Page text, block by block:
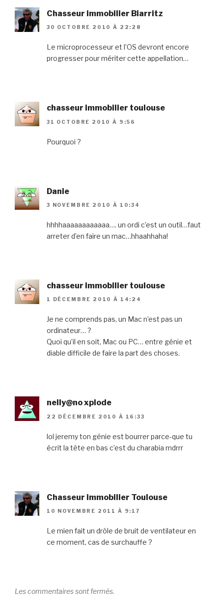
Chasseur immobilier Biarritz
30 OCTOBRE 2010 À 22:28
Le microprocesseur et l’OS devront encore
progresser pour mériter cette appellation…
chasseur immobilier toulouse
31 OCTOBRE 2010 À 9:56
Pourquoi ?
Danie
3 NOVEMBRE 2010 À 10:34
hhhhaaaaaaaaaaaa…. un ordi c’est un outil…faut
arreter d’en faire un mac…hhaahhaha!
chasseur immobilier toulouse
1 DÉCEMBRE 2010 À 14:24
Je ne comprends pas, un Mac n’est pas un
ordinateur… ?
Quoi qu’il en soit, Mac ou PC… entre génie et
diable difficile de faire la part des choses.
nelly@no xplode
22 DÉCEMBRE 2010 À 16:33
lol jeremy ton génie est bourrer parce-que tu
écrit la tête en bas c’est du charabia mdrrr
Chasseur immobilier Toulouse
10 NOVEMBRE 2011 À 9:17
Le mien fait un drôle de bruit de ventilateur en
ce moment, cas de surchauffe ?
Les commentaires sont fermés.